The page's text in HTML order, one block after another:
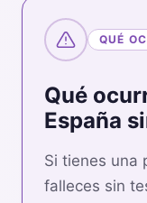
QUÉ
Qué
España
Si tienes una
falleces sin